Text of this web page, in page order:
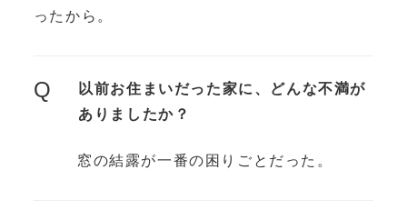
ったから。
Q
以前お住まいだった家に、どんな不満が
ありましたか？
窓の結露が一番の困りごとだった。